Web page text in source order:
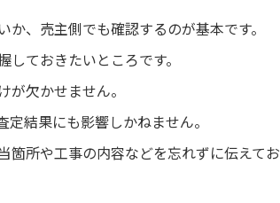
、売主側でも確認するのが基本です。
ておきたいところです。
欠かせません。
結果にも影響しかねません。
箇所や工事の内容などを忘れずに伝えてお